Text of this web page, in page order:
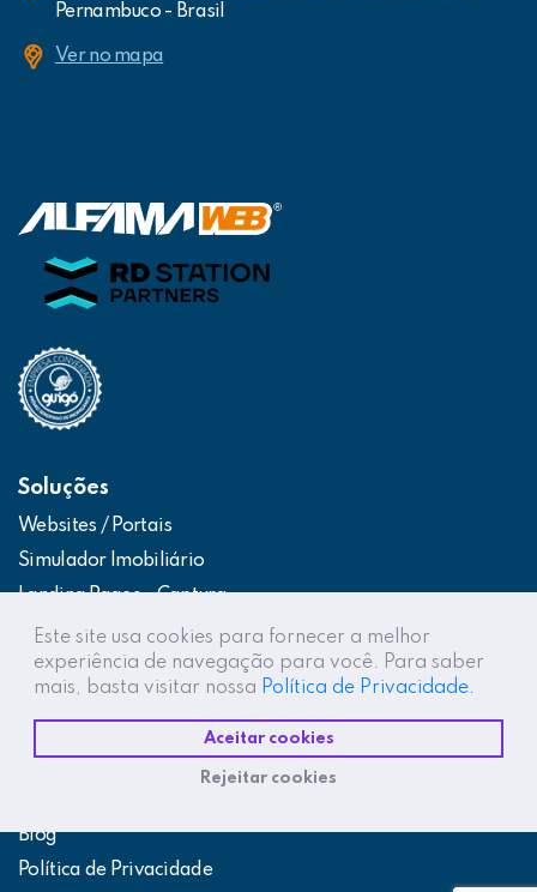
Este site usa cookies para fornecer a melhor
experiência de navegação para você. Para saber
mais, basta visitar nossa Política de Privacidade.
Aceitar cookies
Rejeitar cookies
Pernambuco - Brasil
Ver no mapa
Soluções
Websites / Portais
Simulador Imobiliário
Landing Pages – Captura
Web App – Portal do Cliente
Intranets / Extranets
Integração Construtor de Vendas
Destaques
Blog
Política de Privacidade